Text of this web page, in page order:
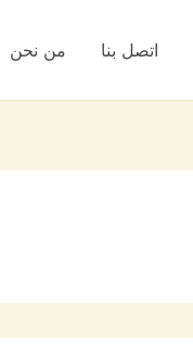
اتصل بنا من نحن